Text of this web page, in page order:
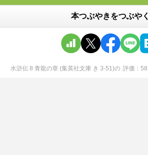
本つぶやきをつぶやく
水滸伝 8 青龍の章 (集英社文庫 き 3-51)の 評価 58